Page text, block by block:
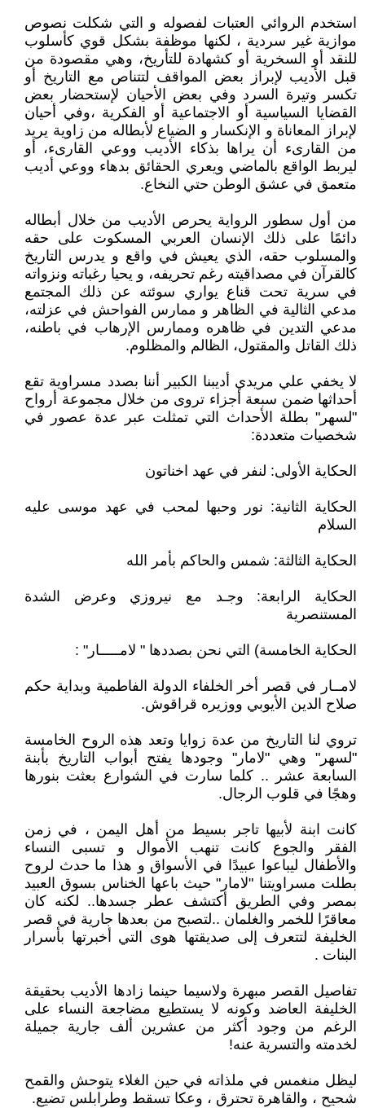
استخدم الروائي العتبات لفصوله و التي شكلت نصوص
موازية غير سردية ، لكنها موظفة بشكل قوي كأسلوب
للنقد أو السخرية أو كشهادة للتأريخ، وهي مقصودة من
قبل الأديب لإبراز بعض المواقف لتتناص مع التاريخ أو
تكسر وتيرة السرد وفي بعض الأحيان لإستحضار بعض
القضايا السياسية أو الاجتماعية أو الفكرية ،وفي أحيان
لإبراز المعاناة و الإنكسار و الضياع لأبطاله من زاوية يريد
من القارىء أن يراها بذكاء الأديب ووعي القارىء، أو
ليربط الواقع بالماضي ويعري الحقائق بدهاء ووعي أديب
متعمق في عشق الوطن حتي النخاع.
من أول سطور الرواية يحرص الأديب من خلال أبطاله
دائمًا على ذلك الإنسان العربي المسكوت على حقه
والمسلوب حقه، الذي يعيش في واقع و يدرس التاريخ
كالقرآن في مصداقيته رغم تحريفه، و يحيا رغباته ونزواته
في سرية تحت قناع يواري سوئته عن ذلك المجتمع
مدعي الثالية في الظاهر و ممارس الفواحش في عزلته،
مدعي التدين في ظاهره وممارس الإرهاب في باطنه،
ذلك القاتل والمقتول، الظالم والمظلوم.
لا يخفي علي مريدي أديبنا الكبير أننا بصدد مسراوية تقع
أحداثها ضمن سبعة أجزاء تروى من خلال مجموعة أرواح
"لسهر" بطلة الأحداث التي تمثلت عبر عدة عصور في
شخصيات متعددة:
الحكاية الأولى: لنفر في عهد اخناتون
الحكاية الثانية: نور وحبها لمحب في عهد موسى عليه
السلام
الحكاية الثالثة: شمس والحاكم بأمر الله
الحكاية الرابعة: وجـد مع نيروزي وعرض الشدة
المستنصرية
الحكاية الخامسة) التي نحن بصددها " لامـــــار" :
لامــار في قصر أخر الخلفاء الدولة الفاطمية وبداية حكم
صلاح الدين الأيوبي ووزيره قراقوش.
تروي لنا التاريخ من عدة زوايا وتعد هذه الروح الخامسة
"لسهر" وهي "لامار" وجودها يفتح أبواب التاريخ بأبنة
السابعة عشر .. كلما سارت في الشوارع بعثت بنورها
وهجًا في قلوب الرجال.
كانت ابنة لأبيها تاجر بسيط من أهل اليمن ، في زمن
الفقر والجوع كانت تنهب الأموال و تسبى النساء
والأطفال ليباعوا عبيدًا في الأسواق و هذا ما حدث لروح
بطلت مسراويتنا "لامار" حيث باعها الخناس بسوق العبيد
بمصر وفي الطريق أكتشف عطر جسدها.. لكنه كان
معاقرًا للخمر والغلمان ..لتصبح من بعدها جارية في قصر
الخليفة لتتعرف إلى صديقتها هوى التي أخبرتها بأسرار
البنات .
تفاصيل القصر مبهرة ولاسيما حينما زادها الأديب بحقيقة
الخليفة العاضد وكونه لا يستطيع مضاجعة النساء على
الرغم من وجود أكثر من عشرين ألف جارية جميلة
لخدمته والتسرية عنه!
ليظل منغمس في ملذاته في حين الغلاء يتوحش والقمح
شحيح ، والقاهرة تحترق ، وعكا تسقط وطرابلس تضيع.